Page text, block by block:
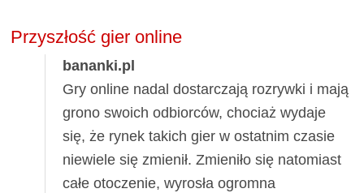
Przyszłość gier online
bananki.pl
Gry online nadal dostarczają rozrywki i mają
grono swoich odbiorców, chociaż wydaje
się, że rynek takich gier w ostatnim czasie
niewiele się zmienił. Zmieniło się natomiast
całe otoczenie, wyrosła ogromna